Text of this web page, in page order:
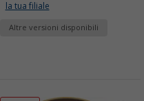
la tua filiale
Altre versioni disponibili